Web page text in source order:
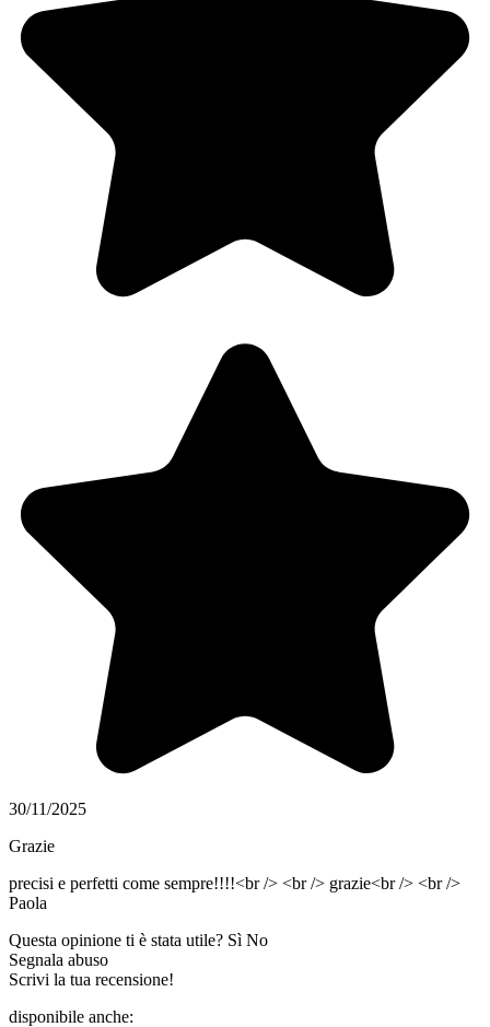
30/11/2025
Grazie
precisi e perfetti come sempre!!!!<br /> <br /> grazie<br /> <br />
Paola
Questa opinione ti è stata utile? Sì No
Segnala abuso
Scrivi la tua recensione!
disponibile anche: